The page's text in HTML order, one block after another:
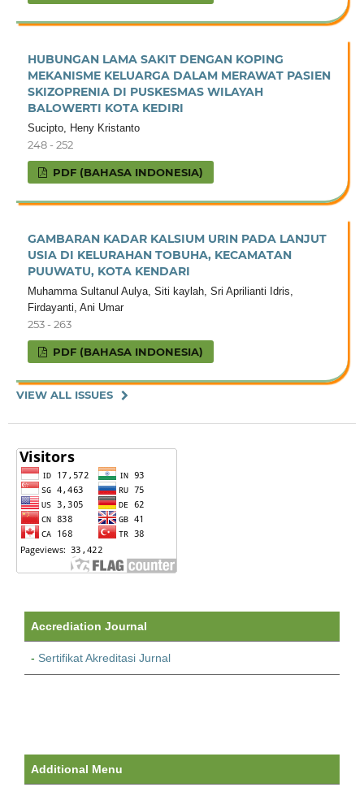
HUBUNGAN LAMA SAKIT DENGAN KOPING
MEKANISME KELUARGA DALAM MERAWAT PASIEN
SKIZOPRENIA DI PUSKESMAS WILAYAH
BALOWERTI KOTA KEDIRI
Sucipto, Heny Kristanto
248 - 252
PDF (BAHASA INDONESIA)
GAMBARAN KADAR KALSIUM URIN PADA LANJUT
USIA DI KELURAHAN TOBUHA, KECAMATAN
PUUWATU, KOTA KENDARI
Muhamma Sultanul Aulya, Siti kaylah, Sri Aprilianti Idris,
Firdayanti, Ani Umar
253 - 263
PDF (BAHASA INDONESIA)
VIEW ALL ISSUES
Accrediation Journal
- Sertifikat Akreditasi Jurnal
Additional Menu